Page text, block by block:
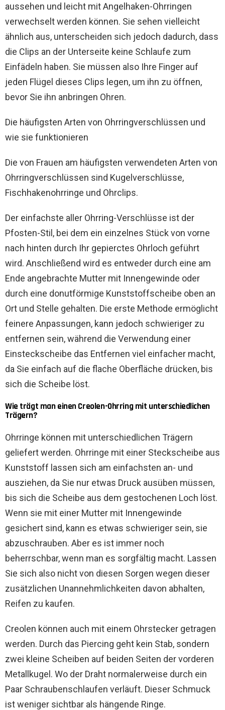
aussehen und leicht mit Angelhaken-Ohrringen
verwechselt werden können. Sie sehen vielleicht
ähnlich aus, unterscheiden sich jedoch dadurch, dass
die Clips an der Unterseite keine Schlaufe zum
Einfädeln haben. Sie müssen also Ihre Finger auf
jeden Flügel dieses Clips legen, um ihn zu öffnen,
bevor Sie ihn anbringen Ohren.
Die häufigsten Arten von Ohrringverschlüssen und
wie sie funktionieren
Die von Frauen am häufigsten verwendeten Arten von
Ohrringverschlüssen sind Kugelverschlüsse,
Fischhakenohrringe und Ohrclips.
Der einfachste aller Ohrring-Verschlüsse ist der
Pfosten-Stil, bei dem ein einzelnes Stück von vorne
nach hinten durch Ihr gepierctes Ohrloch geführt
wird. Anschließend wird es entweder durch eine am
Ende angebrachte Mutter mit Innengewinde oder
durch eine donutförmige Kunststoffscheibe oben an
Ort und Stelle gehalten. Die erste Methode ermöglicht
feinere Anpassungen, kann jedoch schwieriger zu
entfernen sein, während die Verwendung einer
Einsteckscheibe das Entfernen viel einfacher macht,
da Sie einfach auf die flache Oberfläche drücken, bis
sich die Scheibe löst.
Wie trägt man einen Creolen-Ohrring mit unterschiedlichen
Trägern?
Ohrringe können mit unterschiedlichen Trägern
geliefert werden. Ohrringe mit einer Steckscheibe aus
Kunststoff lassen sich am einfachsten an- und
ausziehen, da Sie nur etwas Druck ausüben müssen,
bis sich die Scheibe aus dem gestochenen Loch löst.
Wenn sie mit einer Mutter mit Innengewinde
gesichert sind, kann es etwas schwieriger sein, sie
abzuschrauben. Aber es ist immer noch
beherrschbar, wenn man es sorgfältig macht. Lassen
Sie sich also nicht von diesen Sorgen wegen dieser
zusätzlichen Unannehmlichkeiten davon abhalten,
Reifen zu kaufen.
Creolen können auch mit einem Ohrstecker getragen
werden. Durch das Piercing geht kein Stab, sondern
zwei kleine Scheiben auf beiden Seiten der vorderen
Metallkugel. Wo der Draht normalerweise durch ein
Paar Schraubenschlaufen verläuft. Dieser Schmuck
ist weniger sichtbar als hängende Ringe.